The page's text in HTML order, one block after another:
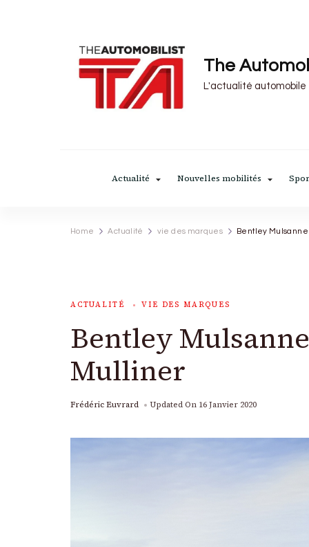
The
L'actualité automobile
Actualité Nouvelles mobilités
Home Actualité vie des marques Bentley Mulsanne
ACTUALITÉ VIE DES MARQUES
Bentley
Mulliner
Frédéric Euvrard Updated On 16 Janvier 2020